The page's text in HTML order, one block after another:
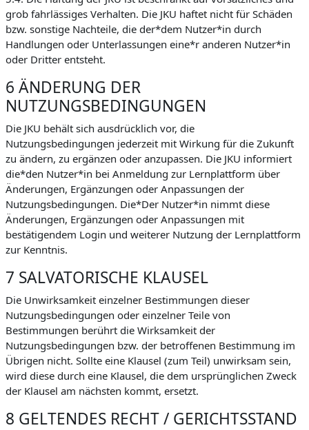
grob fahrlässiges Verhalten. Die JKU haftet nicht für Schäden
bzw. sonstige Nachteile, die der*dem Nutzer*in durch
Handlungen oder Unterlassungen eine*r anderen Nutzer*in
oder Dritter entsteht.
6 ÄNDERUNG DER
NUTZUNGSBEDINGUNGEN
Die JKU behält sich ausdrücklich vor, die
Nutzungsbedingungen jederzeit mit Wirkung für die Zukunft
zu ändern, zu ergänzen oder anzupassen. Die JKU informiert
die*den Nutzer*in bei Anmeldung zur Lernplattform über
Änderungen, Ergänzungen oder Anpassungen der
Nutzungsbedingungen. Die*Der Nutzer*in nimmt diese
Änderungen, Ergänzungen oder Anpassungen mit
bestätigendem Login und weiterer Nutzung der Lernplattform
zur Kenntnis.
7 SALVATORISCHE KLAUSEL
Die Unwirksamkeit einzelner Bestimmungen dieser
Nutzungsbedingungen oder einzelner Teile von
Bestimmungen berührt die Wirksamkeit der
Nutzungsbedingungen bzw. der betroffenen Bestimmung im
Übrigen nicht. Sollte eine Klausel (zum Teil) unwirksam sein,
wird diese durch eine Klausel, die dem ursprünglichen Zweck
der Klausel am nächsten kommt, ersetzt.
8 GELTENDES RECHT / GERICHTSSTAND